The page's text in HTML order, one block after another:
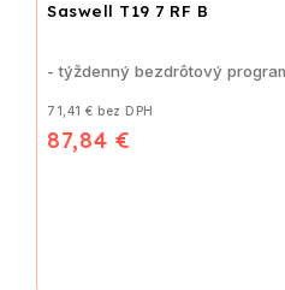
Saswell T19 7 RF B
71,41 € bez DPH
87,84 €
- týždenný bezdrôtový